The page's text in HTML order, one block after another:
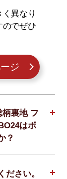
異なり
のでぜひ
ジ
裏地 フ
はボ
？
さい。